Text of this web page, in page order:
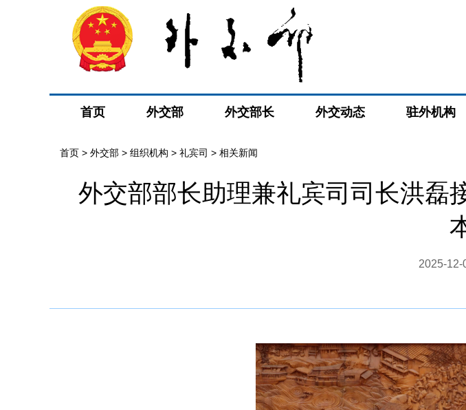
首页 外交部 外交部长 外交动态 驻外机构
首页 > 外交部 > 组织机构 > 礼宾司 > 相关新闻
外交部部长助理兼礼宾司司长洪磊
2025-12-